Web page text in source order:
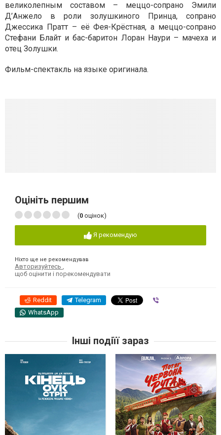
великолепным составом – меццо-сопрано Эмили
Д’Анжело в роли золушкиного Принца, сопрано
Джессика Пратт – её Фея-Крёстная, а меццо-сопрано
Стефани Блайт и бас-баритон Лоран Наури – мачеха и
отец Золушки.
Фильм-спектакль на языке оригинала.
Оцініть першим
(0 оцінок)
Я рекомендую
Ніхто ще не рекомендував
Авторизуйтесь ,
щоб оцінити і порекомендувати
Reddit Telegram
WhatsApp
Інші подіїї зараз